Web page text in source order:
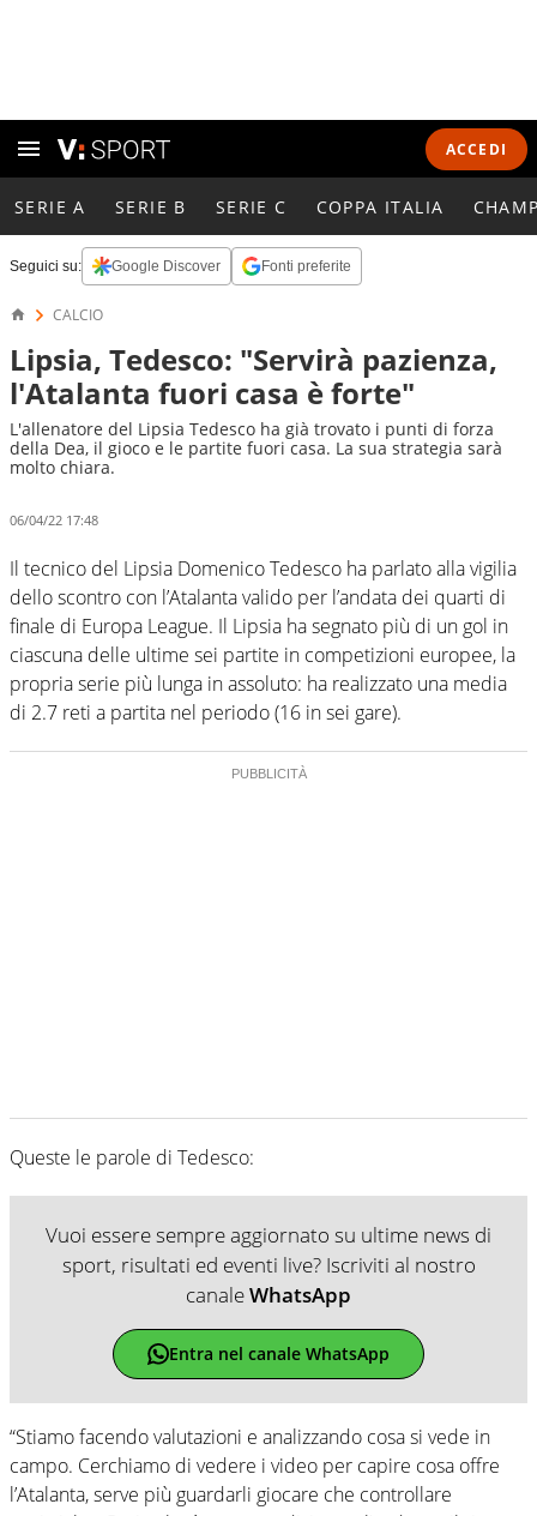
ACCEDI
SERIE A SERIE B SERIE C COPPA ITALIA
Seguici su: Google Discover Fonti preferite
CALCIO
Lipsia, Tedesco: "Servirà pazienza,
l'Atalanta fuori casa è forte"
L'allenatore del Lipsia Tedesco ha già trovato i punti di forza
della Dea, il gioco e le partite fuori casa. La sua strategia sarà
molto chiara.
06/04/22 17:48
Il tecnico del Lipsia Domenico Tedesco ha parlato alla vigilia
dello scontro con l’Atalanta valido per l’andata dei quarti di
finale di Europa League. Il Lipsia ha segnato più di un gol in
ciascuna delle ultime sei partite in competizioni europee, la
propria serie più lunga in assoluto: ha realizzato una media
di 2.7 reti a partita nel periodo (16 in sei gare).
Queste le parole di Tedesco:
Vuoi essere sempre aggiornato su ultime news di
sport, risultati ed eventi live? Iscriviti al nostro
canaleWhatsApp
Entra nel canale WhatsApp
“Stiamo facendo valutazioni e analizzando cosa si vede in
campo. Cerchiamo di vedere i video per capire cosa offre
l’Atalanta, serve più guardarli giocare che controllare